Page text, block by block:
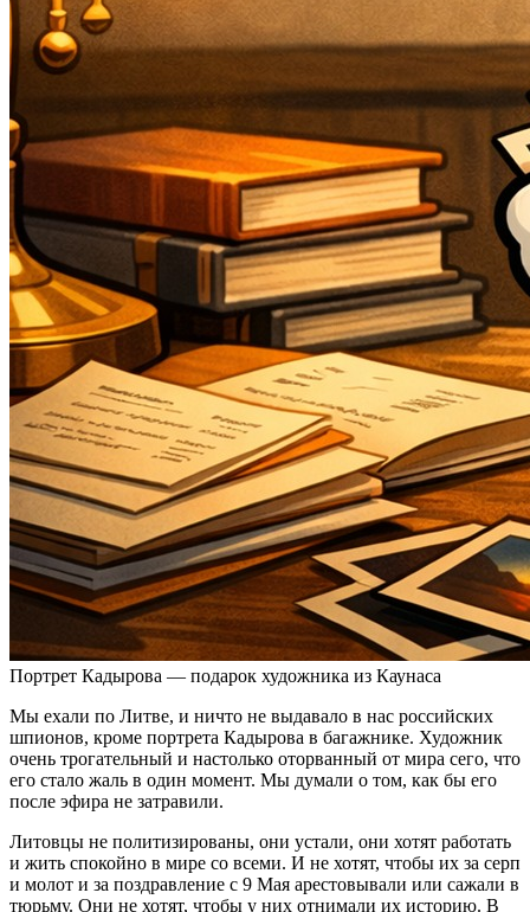
Портрет Кадырова — подарок художника из Каунаса
Мы ехали по Литве, и ничто не выдавало в нас российских
шпионов, кроме портрета Кадырова в багажнике. Художник
очень трогательный и настолько оторванный от мира сего, что
его стало жаль в один момент. Мы думали о том, как бы его
после эфира не затравили.
Литовцы не политизированы, они устали, они хотят работать
и жить спокойно в мире со всеми. И не хотят, чтобы их за серп
и молот и за поздравление с 9 Мая арестовывали или сажали в
тюрьму. Они не хотят, чтобы у них отнимали их историю. В